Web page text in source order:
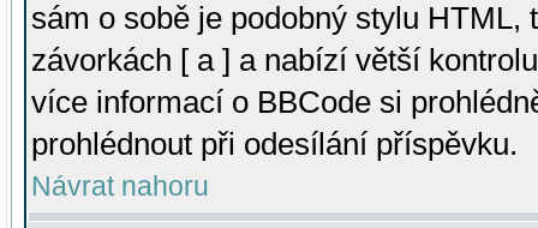
sám o sobě je podobný stylu HTML,
závorkách [ a ] a nabízí větší
více informací o BBCode si
prohlédnout při odesílání příspěvku.
Návrat nahoru